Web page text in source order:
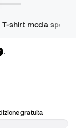
T-shirt moda
gratuita